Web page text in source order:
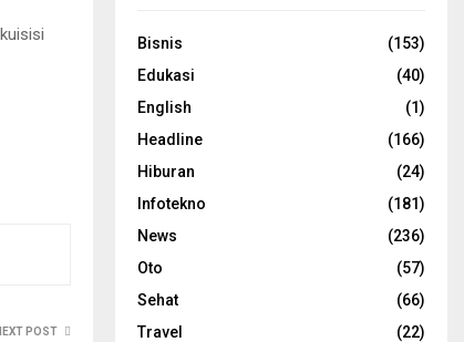
POST
Bisnis
(153)
Edukasi
(40)
English
(1)
Headline
(166)
Hiburan
(24)
Infotekno
(181)
News
(236)
Oto
(57)
Sehat
(66)
Travel
(22)